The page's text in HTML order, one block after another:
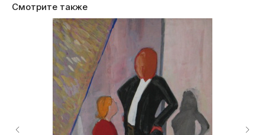
Смотрите также